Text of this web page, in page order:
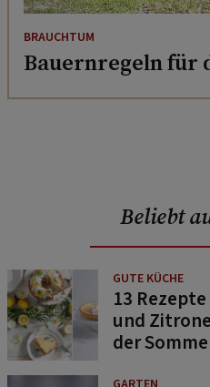
BRAUCHTUM
Bauernregeln für
Beliebt
GUTE KÜCHE
13
und
der